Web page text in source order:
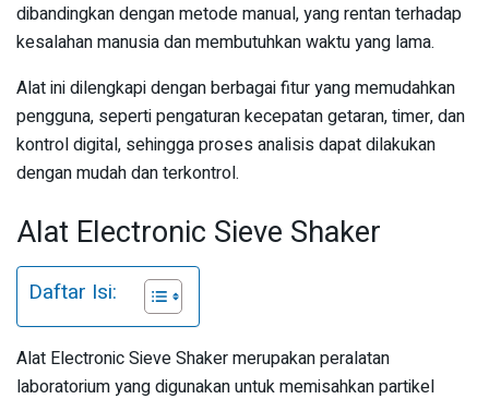
dibandingkan dengan metode manual, yang rentan terhadap
kesalahan manusia dan membutuhkan waktu yang lama.
Alat ini dilengkapi dengan berbagai fitur yang memudahkan
pengguna, seperti pengaturan kecepatan getaran, timer, dan
kontrol digital, sehingga proses analisis dapat dilakukan
dengan mudah dan terkontrol.
Alat Electronic Sieve Shaker
Daftar Isi:
Alat Electronic Sieve Shaker merupakan peralatan
laboratorium yang digunakan untuk memisahkan partikel